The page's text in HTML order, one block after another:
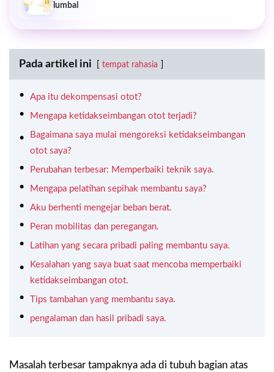
lumbal
Pada artikel ini tempat rahasia
Apa itu dekompensasi otot?
Mengapa ketidakseimbangan otot terjadi?
Bagaimana saya mulai mengoreksi ketidakseimbangan
otot saya?
Perubahan terbesar: Memperbaiki teknik saya.
Mengapa pelatihan sepihak membantu saya?
Aku berhenti mengejar beban berat.
Peran mobilitas dan peregangan.
Latihan yang secara pribadi paling membantu saya.
Kesalahan yang saya buat saat mencoba memperbaiki
ketidakseimbangan otot.
Tips tambahan yang membantu saya.
pengalaman dan hasil pribadi saya.
Masalah terbesar tampaknya ada di tubuh bagian atas